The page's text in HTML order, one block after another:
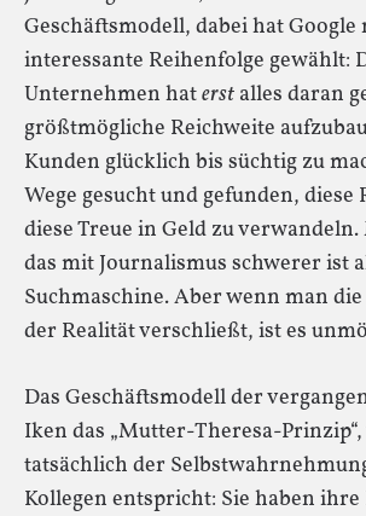
Geschäftsmodell, dabei hat Google
interessante Reihenfolge gewählt:
Unternehmen haterst alles daran
größtmögliche Reichweite
Kunden glücklich bis süchtig zu
Wege gesucht und gefunden, diese
diese Treue in Geld zu verwandeln.
das mit Journalismus schwerer ist
Suchmaschine. Aber wenn man
der Realität verschließt, ist es
Das Geschäftsmodell der
Iken das „Mutter-Theresa-
tatsächlich der
Kollegen entspricht: Sie haben